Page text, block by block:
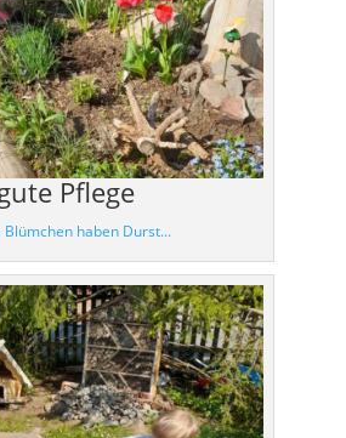
Pflege
Blümchen haben Durst...